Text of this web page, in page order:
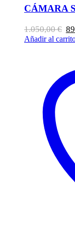
CÁMARA
1.050,00€ El
Añadir al